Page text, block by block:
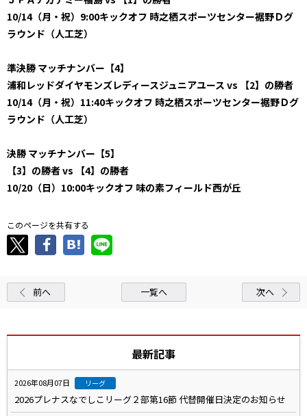
10/14（月・祝）9:00キックオフ 時之栖スポーツセンター裾野Ｄグ
ラウンド（人工芝）
準決勝 マッチナンバー【4】
浦和レッドダイヤモンズレディースジュニアユース vs 【2】の勝者
10/14（月・祝）11:40キックオフ 時之栖スポーツセンター裾野Ｄグ
ラウンド（人工芝）
決勝 マッチナンバー【5】
【3】の勝者 vs 【4】の勝者
10/20（日）10:00キックオフ 味の素フィールド西が丘
このページを共有する
前へ 一覧へ 次へ
最新記事
2026年08月07日 リーグ
2026プレナスなでしこリーグ２部第16節 代替開催日決定のお知らせ